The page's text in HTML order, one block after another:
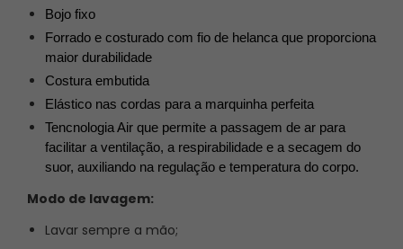
Bojo fixo
Forrado e costurado com fio de helanca que proporciona
maior durabilidade
Costura embutida
Elástico nas cordas para a marquinha perfeita
Tencnologia Air que permite a passagem de ar para
facilitar a ventilação, a respirabilidade e a secagem do
suor, auxiliando na regulação e temperatura do corpo.
Modo de lavagem:
Lavar sempre a mão;